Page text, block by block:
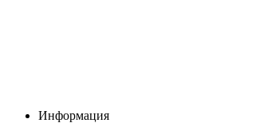
Информация